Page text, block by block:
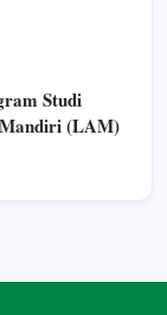
Studi
(LAM)